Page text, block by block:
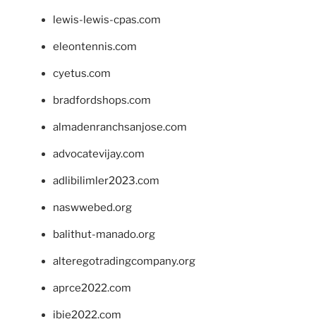
lewis-lewis-cpas.com
eleontennis.com
cyetus.com
bradfordshops.com
almadenranchsanjose.com
advocatevijay.com
adlibilimler2023.com
naswwebed.org
balithut-manado.org
alteregotradingcompany.org
aprce2022.com
ibie2022.com